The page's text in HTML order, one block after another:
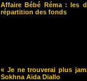
Affaire Bébé Réma : les
répartition des fonds
« Je ne trouverai plus
Sokhna Aïda Diallo